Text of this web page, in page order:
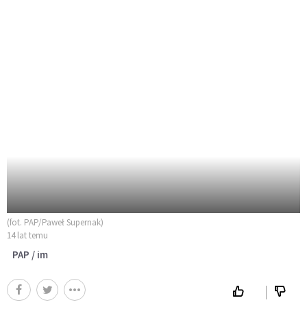
(fot. PAP/Paweł Supernak)
14 lat temu
PAP / im